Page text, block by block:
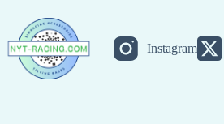
contenido
Instagram